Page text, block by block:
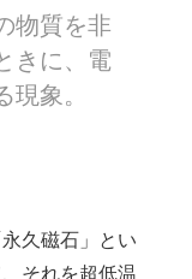
物質を非
きに、電
象。
久磁石」とい
それを超低温